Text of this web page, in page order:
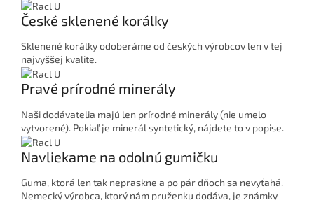
České sklenené korálky
Sklenené korálky odoberáme od českých výrobcov len v tej
najvyššej kvalite.
Pravé prírodné minerály
Naši dodávatelia majú len prírodné minerály (nie umelo
vytvorené). Pokiaľ je minerál syntetický, nájdete to v popise.
Navliekame na odolnú gumičku
Guma, ktorá len tak nepraskne a po pár dňoch sa nevyťahá.
Nemecký výrobca, ktorý nám pruženku dodáva, je známky